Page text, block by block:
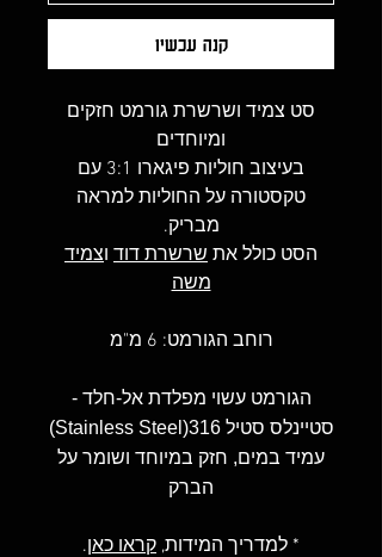
קנה עכשיו
סט צמיד ושרשרת גורמט חזקים
ומיוחדים
בעיצוב חוליות פיגארו 3:1 עם
טקסטורה על החוליות למראה
מבריק.
הסט כולל את שרשרת דוד וצמיד
משה
רוחב הגורמט: 6 מ"מ
הגורמט עשוי מפלדת אל-חלד -
סטיינלס סטיל 316(Stainless Steel)
עמיד במים, חזק במיוחד ושומר על
הברק
* למדריך המידות, קראו כאן.